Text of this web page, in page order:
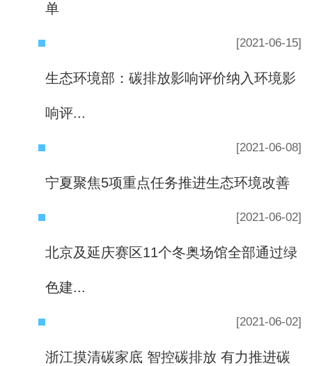
单
[2021-06-15]
生态环境部：碳排放影响评价纳入环境影
响评...
[2021-06-08]
宁夏聚焦5项重点任务推进生态环境改善
[2021-06-02]
北京及延庆赛区11个冬奥场馆全部通过绿
色建...
[2021-06-02]
浙江摸清碳家底 智控碳排放 有力推进碳